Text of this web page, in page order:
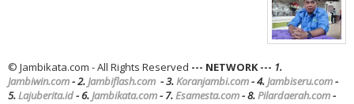
© Jambikata.com - All Rights Reserved --- NETWORK --- 1.
Jambiwin.com- 2.Jambiflash.com - 3.Koranjambi.com- 4.Jambiseru.com-
5.Lajuberita.id- 6.Jambikata.com- 7.Esamesta.com- 8.Pilardaerah.com-